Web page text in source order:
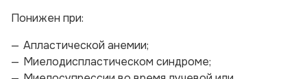
Понижен при:
Апластической анемии;
Миелодиспластическом синдроме;